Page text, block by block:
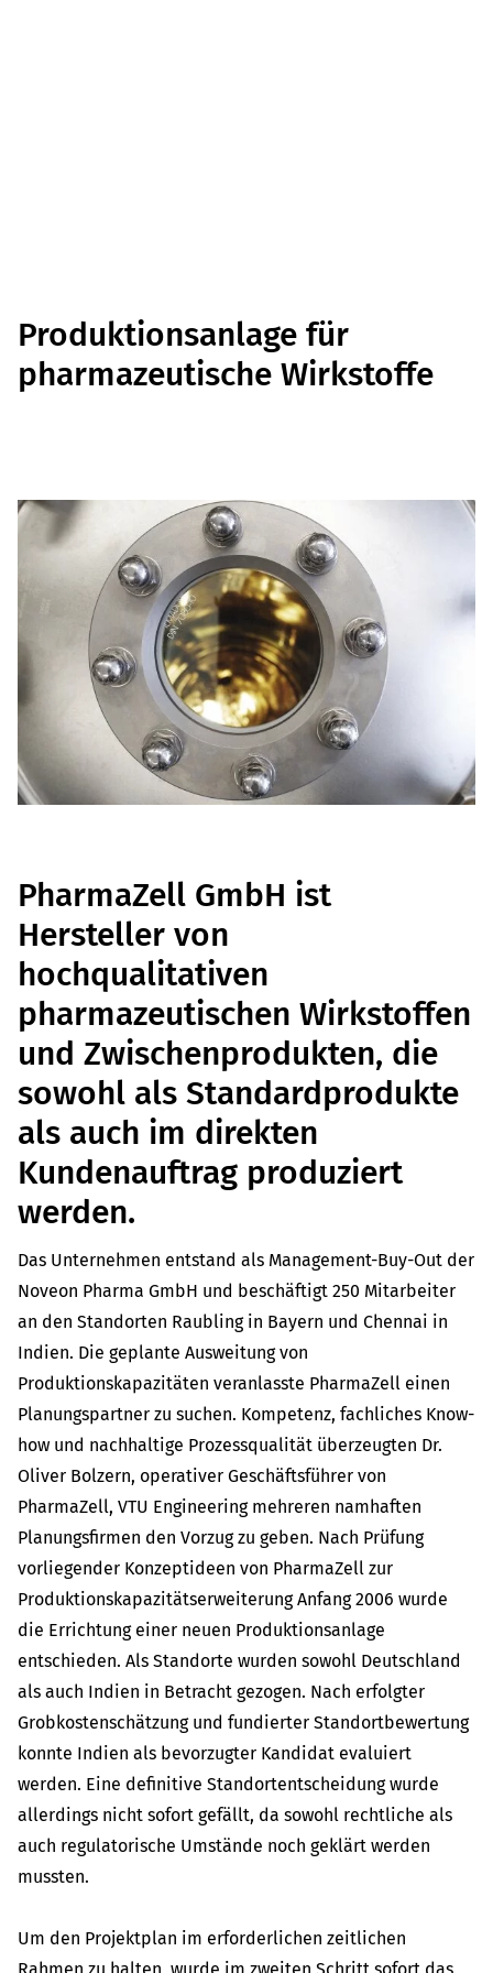
Produktionsanlage für
pharmazeutische Wirkstoffe
PharmaZell GmbH ist
Hersteller von
hochqualitativen
pharmazeutischen Wirkstoffen
und Zwischenprodukten, die
sowohl als Standardprodukte
als auch im direkten
Kundenauftrag produziert
werden.
Das Unternehmen entstand als Management-Buy-Out der
Noveon Pharma GmbH und beschäftigt 250 Mitarbeiter
an den Standorten Raubling in Bayern und Chennai in
Indien. Die geplante Ausweitung von
Produktionskapazitäten veranlasste PharmaZell einen
Planungspartner zu suchen. Kompetenz, fachliches Know-
how und nachhaltige Prozessqualität überzeugten Dr.
Oliver Bolzern, operativer Geschäftsführer von
PharmaZell, VTU Engineering mehreren namhaften
Planungsfirmen den Vorzug zu geben. Nach Prüfung
vorliegender Konzeptideen von PharmaZell zur
Produktionskapazitätserweiterung Anfang 2006 wurde
die Errichtung einer neuen Produktionsanlage
entschieden. Als Standorte wurden sowohl Deutschland
als auch Indien in Betracht gezogen. Nach erfolgter
Grobkostenschätzung und fundierter Standortbewertung
konnte Indien als bevorzugter Kandidat evaluiert
werden. Eine definitive Standortentscheidung wurde
allerdings nicht sofort gefällt, da sowohl rechtliche als
auch regulatorische Umstände noch geklärt werden
mussten.
Um den Projektplan im erforderlichen zeitlichen